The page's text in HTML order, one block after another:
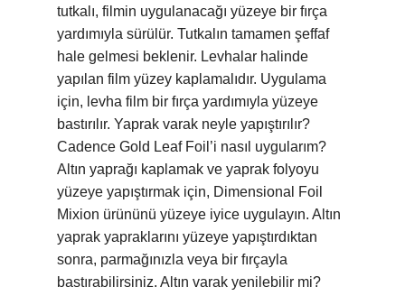
tutkalı, filmin uygulanacağı yüzeye bir fırça
yardımıyla sürülür. Tutkalın tamamen şeffaf
hale gelmesi beklenir. Levhalar halinde
yapılan film yüzey kaplamalıdır. Uygulama
için, levha film bir fırça yardımıyla yüzeye
bastırılır. Yaprak varak neyle yapıştırılır?
Cadence Gold Leaf Foil’i nasıl uygularım?
Altın yaprağı kaplamak ve yaprak folyoyu
yüzeye yapıştırmak için, Dimensional Foil
Mixion ürününü yüzeye iyice uygulayın. Altın
yaprak yapraklarını yüzeye yapıştırdıktan
sonra, parmağınızla veya bir fırçayla
bastırabilirsiniz. Altın varak yenilebilir mi?